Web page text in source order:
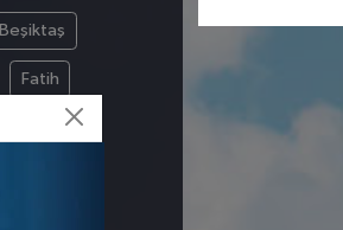
Beşiktaş
Fatih
Sarıyer